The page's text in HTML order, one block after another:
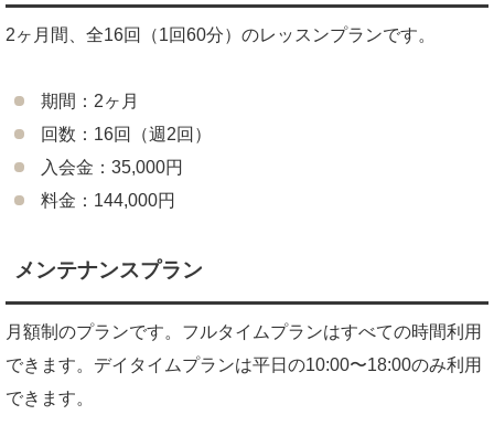
2ヶ月間、全16回（1回60分）のレッスンプランです。
期間：2ヶ月
回数：16回（週2回）
入会金：35,000円
料金：144,000円
メンテナンスプラン
月額制のプランです。フルタイムプランはすべての時間利用
できます。デイタイムプランは平日の10:00〜18:00のみ利用
できます。